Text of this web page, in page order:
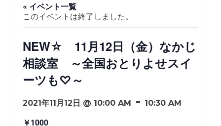
« イベント一覧
このイベントは終了しました。
NEW☆ 11月12日（金）なかじ
相談室 ～全国おとりよせスイ
ーツも♡～
2021年11月12日 @ 10:00 AM - 10:30 AM
￥1000